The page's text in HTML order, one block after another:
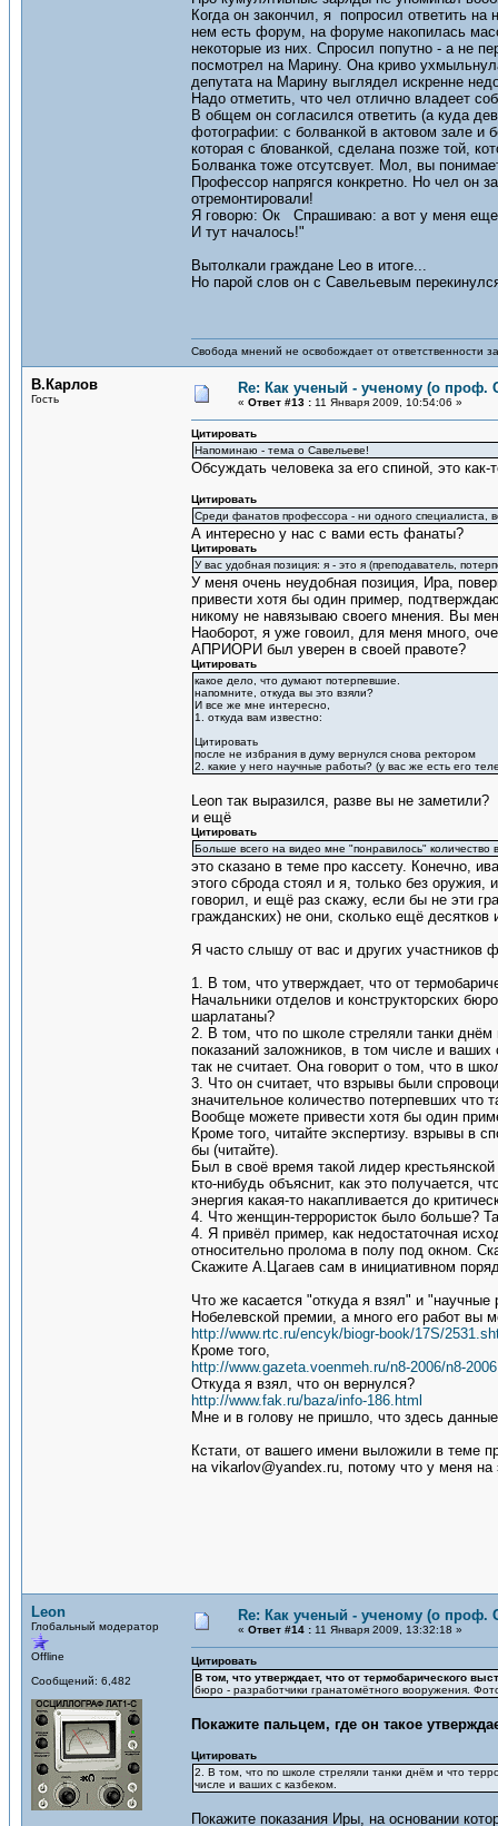
Когда он закончил, я попросил ответить
нем есть форум, на форуме накопилась
некоторые из них. Спросил попутно - а не
посмотрел на Марину. Она криво
депутата на Марину выглядел искренне
Надо отметить, что чел отлично владеет
В общем он согласился ответить (а куда
фотографии: с болванкой в актовом зале и
которая с блованкой, сделана позже той,
Болванка тоже отсутсвует. Мол, вы
Профессор напрягся конкретно. Но чел он
отремонтировали!
Я говорю: Ок Спрашиваю: а вот у меня еще
И тут началось!"
Вытолкали граждане Leo в итоге...
Но парой слов он с Савельевым
Свобода мнений не освобождает от ответственности
В.Карлов
Гость
Re: Как ученый - ученому (о проф.
« Ответ #13 : 11 Января 2009, 10:54:06 »
Цитировать
Напоминаю - тема о Савельеве!
Обсуждать человека за его спиной, это
Цитировать
Среди фанатов профессора - ни одного специалиста,
А интересно у нас с вами есть фанаты?
Цитировать
У вас удобная позиция: я - это я (преподаватель,
У меня очень неудобная позиция, Ира,
привести хотя бы один пример,
никому не навязываю своего мнения. Вы
Наоборот, я уже говоил, для меня много,
АПРИОРИ был уверен в своей правоте?
Цитировать
какое дело, что думают потерпевшие.
напомните, откуда вы это взяли?
И все же мне интересно,
1. откуда вам известно:
Цитировать
после не избрания в думу вернулся снова ректором
2. какие у него научные работы? (у вас же есть его
Leon так выразился, разве вы не заметили?
и ещё
Цитировать
Больше всего на видео мне "понравилось" количество
это сказано в теме про кассету. Конечно,
этого сброда стоял и я, только без
говорил, и ещё раз скажу, если бы не эти
гражданских) не они, сколько ещё
Я часто слышу от вас и других
1. В том, что утверждает, что от
Начальники отделов и конструкторских
шарлатаны?
2. В том, что по школе стреляли танки
показаний заложников, в том числе и
так не считает. Она говорит о том, что в
3. Что он считает, что взрывы были
значительное количество потерпевших что
Вообще можете привести хотя бы один
Кроме того, читайте экспертизу. взрывы в
бы (читайте).
Был в своё время такой лидер
кто-нибудь объяснит, как это получается,
энергия какая-то накапливается до
4. Что женщин-террористок было больше?
4. Я привёл пример, как недостаточная
относительно пролома в полу под окном.
Скажите А.Цагаев сам в инициативном
Что же касается "откуда я взял" и
Нобелевской премии, а много его работ вы
http://www.rtc.ru/encyk/biogr-book/17S/
Кроме того,
http://www.gazeta.voenmeh.ru/n8-2006/n8-
Откуда я взял, что он вернулся?
http://www.fak.ru/baza/info-186.html
Мне и в голову не пришло, что здесь
Кстати, от вашего имени выложили в теме
на vikarlov@yandex.ru, потому что у меня
Leon
Глобальный модератор
Offline
Сообщений: 6,482
Re: Как ученый - ученому (о проф.
« Ответ #14 : 11 Января 2009, 13:32:18 »
Цитировать
В том, что утверждает, что от термобарического
бюро - разработчики гранатомётного вооружения.
Покажите пальцем, где он такое
Цитировать
2. В том, что по школе стреляли танки днём и что
числе и ваших с казбеком.
Покажите показания Иры, на основании